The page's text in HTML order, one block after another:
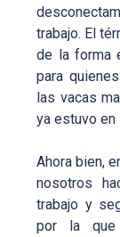
trabajo. El
de la forma
para
las vacas
ya estuvo en
Ahora bien,
nosotros
trabajo y
por la que